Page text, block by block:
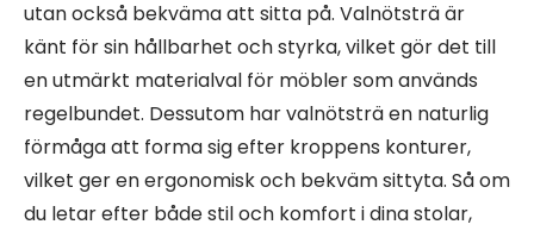
utan också bekväma att sitta på. Valnötsträ är
känt för sin hållbarhet och styrka, vilket gör det till
en utmärkt materialval för möbler som används
regelbundet. Dessutom har valnötsträ en naturlig
förmåga att forma sig efter kroppens konturer,
vilket ger en ergonomisk och bekväm sittyta. Så om
du letar efter både stil och komfort i dina stolar,